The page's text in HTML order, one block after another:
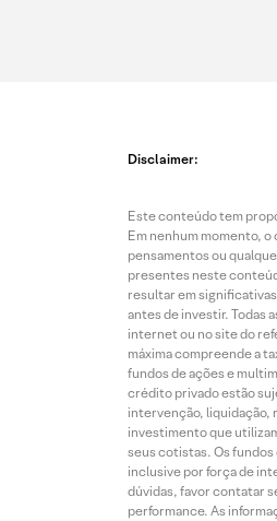
Disclaimer:
Este conteúdo tem
Em nenhum momento,
pensamentos ou
presentes neste
resultar em
antes de investir. Todas
internet ou no site do
máxima compreende a
fundos de ações e
crédito privado estão
intervenção, liquidação,
investimento que
seus cotistas. Os
inclusive por força de
dúvidas, favor contatar
performance. As